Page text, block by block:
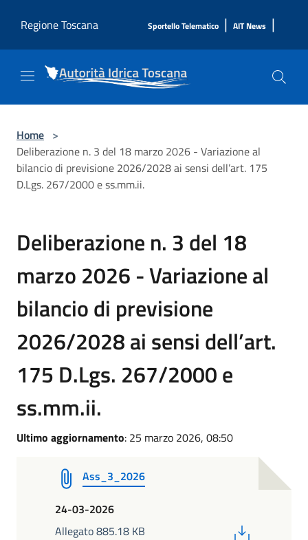
Regione Toscana
Sportello Telematico | AIT News |
Home >
Deliberazione n. 3 del 18 marzo 2026 - Variazione al
bilancio di previsione 2026/2028 ai sensi dell’art. 175
D.Lgs. 267/2000 e ss.mm.ii.
Deliberazione n. 3 del 18
marzo 2026 - Variazione al
bilancio di previsione
2026/2028 ai sensi dell’art.
175 D.Lgs. 267/2000 e
ss.mm.ii.
Ultimo aggiornamento: 25 marzo 2026, 08:50
Ass_3_2026
24-03-2026
Allegato 885.18 KB